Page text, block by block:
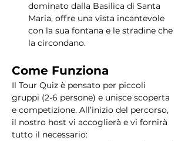
dominato dalla Basilica di Santa
Maria, offre una vista incantevole
con la sua fontana e le stradine che
la circondano.
Come Funziona
Il Tour Quiz è pensato per piccoli
gruppi (2-6 persone) e unisce scoperta
e competizione. All’inizio del percorso,
il nostro host vi accoglierà e vi fornirà
tutto il necessario: